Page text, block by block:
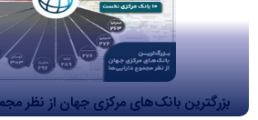
بزرگترین بانک‌های مرکزی جهان از نظر